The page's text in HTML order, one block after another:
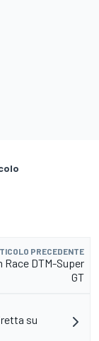
PRECEDENTE
Race DTM-Super
GT
su